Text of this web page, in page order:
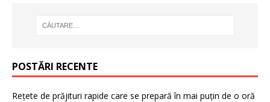
POSTĂRI RECENTE
Rețete de prăjituri rapide care se prepară în mai puțin de o oră